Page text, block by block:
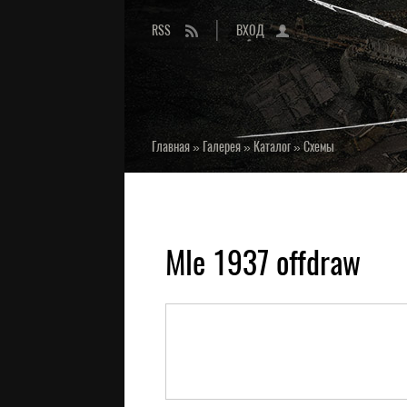
RSS ВХОД
Главная» Галерея»Каталог»Схемы
Mle 1937 offdraw